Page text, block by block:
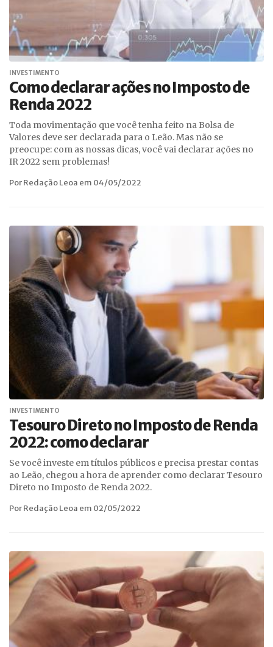
INVESTIMENTO
Como declarar ações no Imposto de
Renda 2022
Toda movimentação que você tenha feito na Bolsa de
Valores deve ser declarada para o Leão. Mas não se
preocupe: com as nossas dicas, você vai declarar ações no
IR 2022 sem problemas!
Por Redação Leoa em 04/05/2022
INVESTIMENTO
Tesouro Direto no Imposto de Renda
2022: como declarar
Se você investe em títulos públicos e precisa prestar contas
ao Leão, chegou a hora de aprender como declarar Tesouro
Direto no Imposto de Renda 2022.
Por Redação Leoa em 02/05/2022